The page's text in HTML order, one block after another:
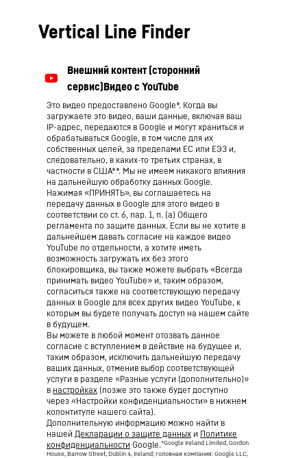
Vertical Line Finder
Это видео предоставлено Google*. Когда вы
загружаете это видео, ваши данные, включая ваш
IP-адрес, передаются в Google и могут храниться и
обрабатываться Google, в том числе для их
собственных целей, за пределами ЕС или ЕЭЗ и,
следовательно, в каких-то третьих странах, в
частности в США**. Мы не имеем никакого влияния
на дальнейшую обработку данных Google.
Нажимая «ПРИНЯТЬ», вы соглашаетесь на
передачу данных в Google для этого видео в
соответствии со ст. 6, пар. 1, п. (а) Общего
регламента по защите данных. Если вы не хотите в
дальнейшем давать согласие на каждое видео
YouTube по отдельности, а хотите иметь
возможность загружать их без этого
блокировщика, вы также можете выбрать «Всегда
принимать видео YouTube» и, таким образом,
согласиться также на соответствующую передачу
данных в Google для всех других видео YouTube, к
которым вы будете получать доступ на нашем сайте
в будущем.
Вы можете в любой момент отозвать данное
согласие с вступлением в действие на будущее и,
таким образом, исключить дальнейшую передачу
ваших данных, отменив выбор соответствующей
услуги в разделе «Разные услуги (дополнительно)»
в настройках (позже это также будет доступно
через «Настройки конфиденциальности» в нижнем
колонтитуле нашего сайта).
Дополнительную информацию можно найти в
нашей Декларации о защите данных и Политике
конфиденциальности Google.*Google Ireland Limited, Gordon
House, Barrow Street, Dublin 4, Ireland; головная компания: Google LLC,